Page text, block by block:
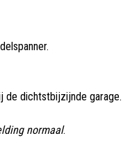
de dichtstbijzijnde garage.
normaal.